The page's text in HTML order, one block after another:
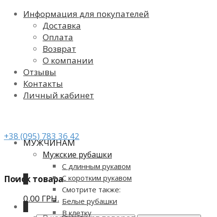
Информация для покупателей
Доставка
Оплата
Возврат
О компании
Отзывы
Контакты
Личный кабинет
+38 (095) 783 36 42
Поиск товара
МУЖЧИНАМ
Мужские рубашки
С длинным рукавом
С коротким рукавом
Смотрите также:
Белые рубашки
В клетку
0.00 ГРН.